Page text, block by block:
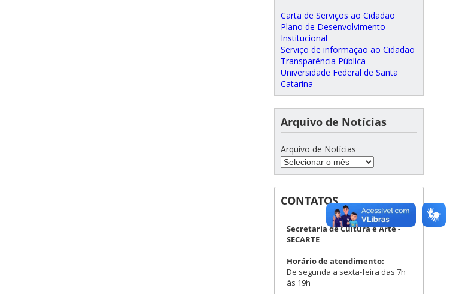
Carta de Serviços ao Cidadão
Plano de Desenvolvimento
Institucional
Serviço de informação ao Cidadão
Transparência Pública
Universidade Federal de Santa
Catarina
Arquivo de Notícias
Arquivo de Notícias
CONTATOS
Secretaria de Cultura e Arte -
SECARTE
Horário de atendimento:
De segunda a sexta-feira das 7h
às 19h